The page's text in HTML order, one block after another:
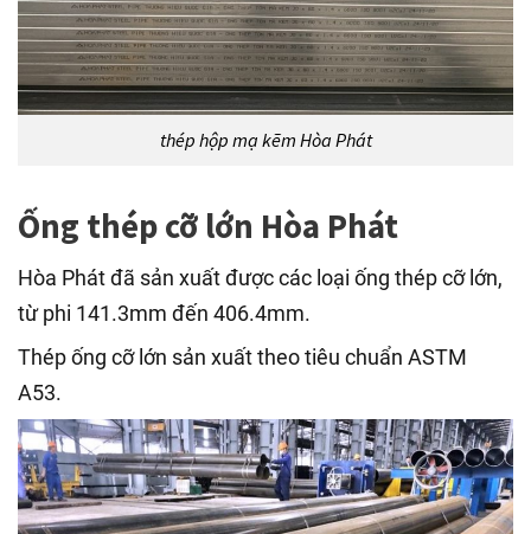
thép hộp mạ kẽm Hòa Phát
Ống thép cỡ lớn Hòa Phát
Hòa Phát đã sản xuất được các loại ống thép cỡ lớn,
từ phi 141.3mm đến 406.4mm.
Thép ống cỡ lớn sản xuất theo tiêu chuẩn ASTM
A53.